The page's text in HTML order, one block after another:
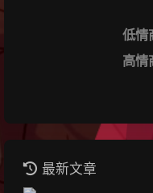
低情
高情
最新文章